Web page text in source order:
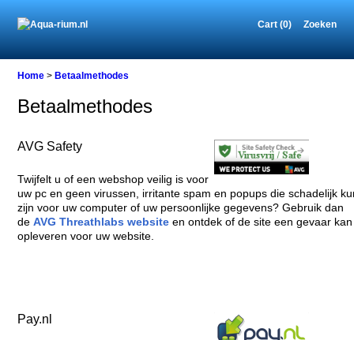
Cart (0) Zoeken
Home >Betaalmethodes
Betaalmethodes
AVG Safety
Twijfelt u of een webshop veilig is voor
uw pc en geen virussen, irritante spam en popups die schadelijk
zijn voor uw computer of uw persoonlijke gegevens? Gebruik dan
deAVG Threathlabs websiteen ontdek of de site een gevaar kan
opleveren voor uw website.
Pay.nl